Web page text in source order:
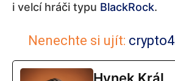
i velcí hráči typu BlackRock.
Nenechte si ujít: